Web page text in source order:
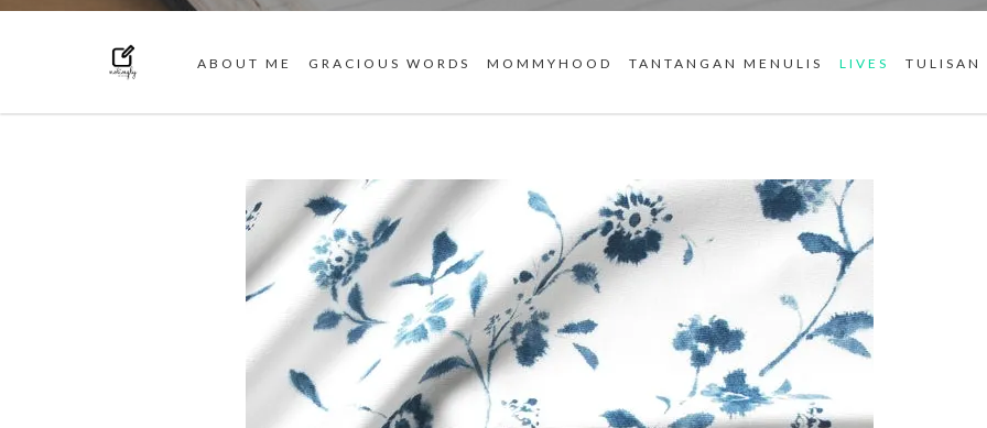
ABOUT ME GRACIOUS WORDS MOMMYHOOD TANTANGAN MENULIS LIVES TULISAN